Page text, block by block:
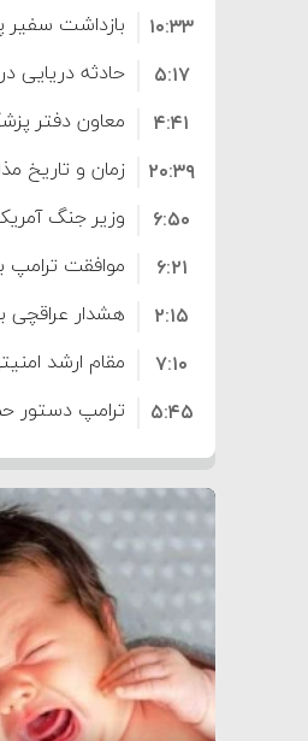
بازداشت سفیر
۱۰:۳۳
حادثه دریایی
۵:۱۷
معاون دفتر
است
۴:۴۱
زمان و تاریخ
۲۰:۳۹
وزیر جنگ
۶:۵۰
موافقت ترامپ
۶:۲۱
هشدار عراقچی
۲:۱۵
مقام ارشد
۷:۱۰
ترامپ دستور
۵:۴۵
سپاه: دو
۱۲:۵۹
ترامپ مدعی
۸:۵۷
اعتراض
ایران
۱۶:۱۹
کشورهایی که
۱۰:۱۵
سنتکام پایان
۶:۰۵